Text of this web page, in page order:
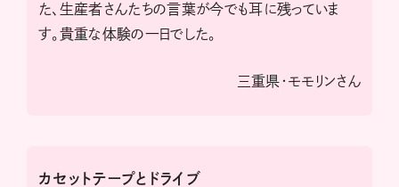
た、生産者さんたちの言葉が今でも耳に残っていま
す。貴重な体験の一日でした。
三重県・モモリンさん
カセットテープとドライブ